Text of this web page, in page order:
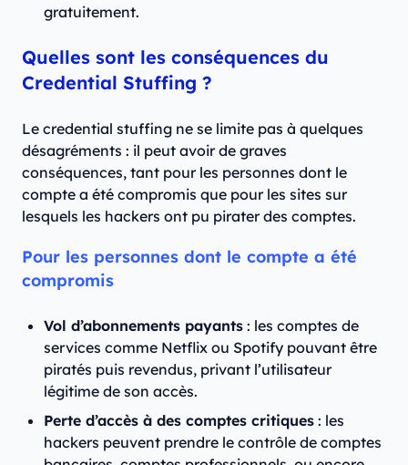
gratuitement.
Quelles sont les conséquences du
Credential Stuffing ?
Le credential stuffing ne se limite pas à quelques
désagréments : il peut avoir de graves
conséquences, tant pour les personnes dont le
compte a été compromis que pour les sites sur
lesquels les hackers ont pu pirater des comptes.
Pour les personnes dont le compte a été
compromis
Vol d’abonnements payants : les comptes de
services comme Netflix ou Spotify pouvant être
piratés puis revendus, privant l’utilisateur
légitime de son accès.
Perte d’accès à des comptes critiques : les
hackers peuvent prendre le contrôle de comptes